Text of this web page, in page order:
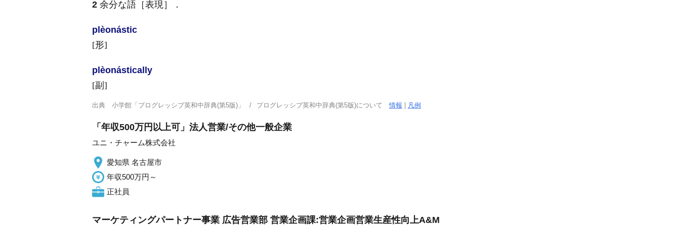
2 余分な語［表現］ ．
plèonástic
[形]
plèonástically
[副]
出典 小学館「プログレッシブ英和中辞典(第5版)」 プログレッシブ英和中辞典(第5版)について情報 凡例
「年収500万円以上可」法人営業/その他一般企業
ユニ・チャーム株式会社
愛知県 名古屋市
年収500万円～
正社員
マーケティングパートナー事業 広告営業部 営業企画課:営業企画営業生産性向上A&M